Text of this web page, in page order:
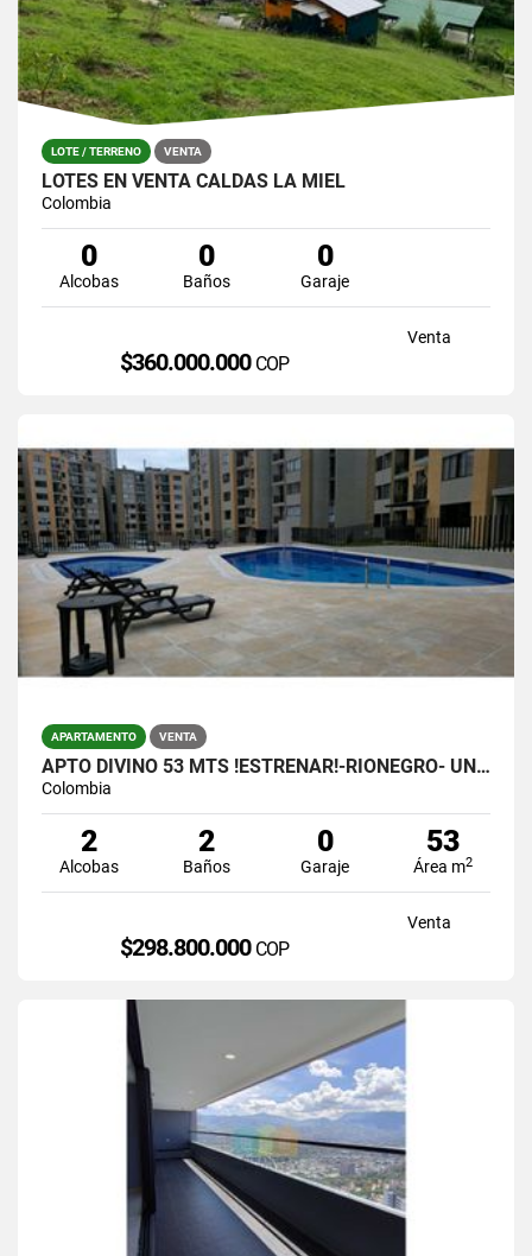
LOTE / TERRENO VENTA
LOTES EN VENTA CALDAS LA MIEL
Colombia
0
Alcobas
0
Baños
0
Garaje
Venta
$360.000.000 COP
APARTAMENTO VENTA
APTO DIVINO 53 MTS !ESTRENAR!-RIONEGRO- UNIDAD COMPLETA.- $298.800.000
Colombia
2
Alcobas
2
Baños
0
Garaje
53
Área m2
Venta
$298.800.000 COP